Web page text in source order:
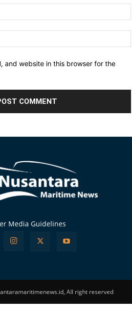
and website in this browser for the
Media Guidelines
All right reserved